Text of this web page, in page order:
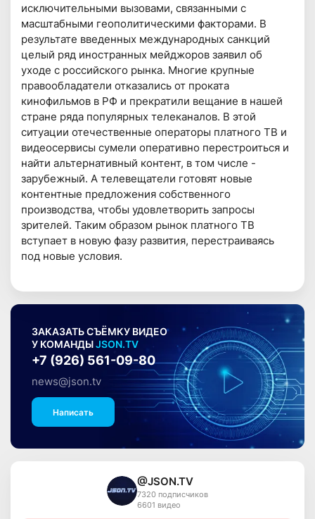
исключительными вызовами, связанными с
масштабными геополитическими факторами. В
результате введенных международных санкций
целый ряд иностранных мейджоров заявил об
уходе с российского рынка. Многие крупные
правообладатели отказались от проката
кинофильмов в РФ и прекратили вещание в нашей
стране ряда популярных телеканалов. В этой
ситуации отечественные операторы платного ТВ и
видеосервисы сумели оперативно перестроиться и
найти альтернативный контент, в том числе -
зарубежный. А телевещатели готовят новые
контентные предложения собственного
производства, чтобы удовлетворить запросы
зрителей. Таким образом рынок платного ТВ
вступает в новую фазу развития, перестраиваясь
под новые условия.
ЗАКАЗАТЬ СЪЁМКУ ВИДЕО
У КОМАНДЫJSON.TV
+7 (926) 561-09-80
news@json.tv
Написать
@JSON.TV
7320 подписчиков
6601 видео